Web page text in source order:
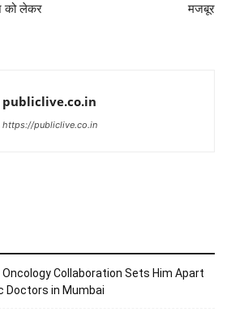
लेकर
मजबूर
publiclive.co.in
https://publiclive.co.in
Oncology Collaboration Sets Him Apart
Doctors in Mumbai